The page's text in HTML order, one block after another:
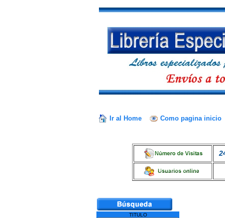
Ir al Home Como pagina inicio
TITULO